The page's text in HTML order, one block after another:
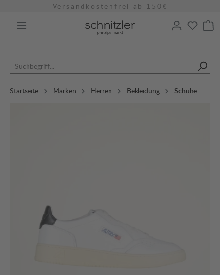
Versandkostenfrei ab 150€
Startseite Marken Herren Bekleidung Schuhe